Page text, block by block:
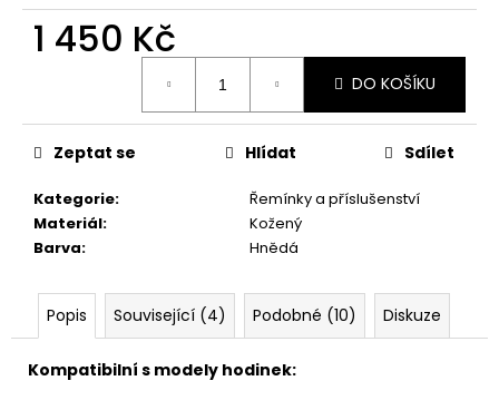
1 450 Kč
DO KOŠÍKU
Kategorie:
Řemínky a příslušenství
Materiál:
Kožený
Barva: Hnědá
Zeptat se Hlídat Sdílet
Popis Související (4) Podobné (10) Diskuze
Kompatibilní s modely hodinek: